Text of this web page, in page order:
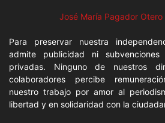
José María Pagador
Para preservar nuestra
admite publicidad ni
privadas. Ninguno de nuestros
colaboradores percibe
nuestro trabajo por amor al
libertad y en solidaridad con la